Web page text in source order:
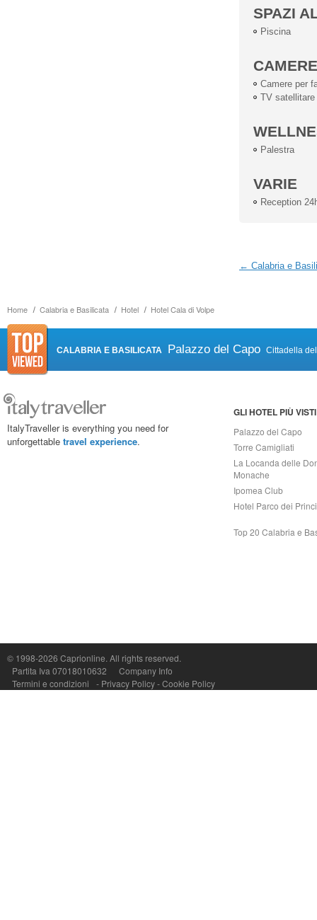
Home Calabria e Basilicata Hotel Hotel Cala di Volpe
SPAZI
Piscina
CAMERE
Camere per
TV satellitare
Palestra
VARIE
Reception
← Calabria e
CALABRIA E BASILICATA Palazzo del Capo Cittadella
ItalyTraveller is everything you need for
unforgettable travel experience.
GLI HOTEL PIÙ VISTI
Palazzo del Capo
Torre Camigliati
La Locanda delle
Monache
Ipomea Club
Hotel Parco dei
Top 20 Calabria e
© 1998-2026 Caprionline. All rights reserved.
Partita Iva 07018010632
Company Info
Termini e condizioni
- Privacy Policy-Cookie Policy
P.Iva, C.F. e n.Reg.Imprese Napoli: 07018010632 - Rea n.557643